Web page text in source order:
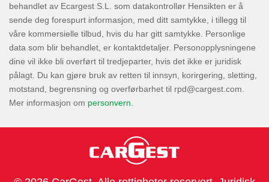
behandlet av Ecargest S.L. som datakontrollør Hensikten er å
sende deg forespurt informasjon, med ditt samtykke, i tillegg til
våre kommersielle tilbud, hvis du har gitt samtykke. Personlige
data som blir behandlet, er kontaktdetaljer. Personopplysningene
dine vil ikke bli overført til tredjeparter, hvis det ikke er juridisk
pålagt. Du kan gjøre bruk av retten til innsyn, korirgering, sletting,
motstand, begrensning og overførbarhet til
Mer informasjon om personvern